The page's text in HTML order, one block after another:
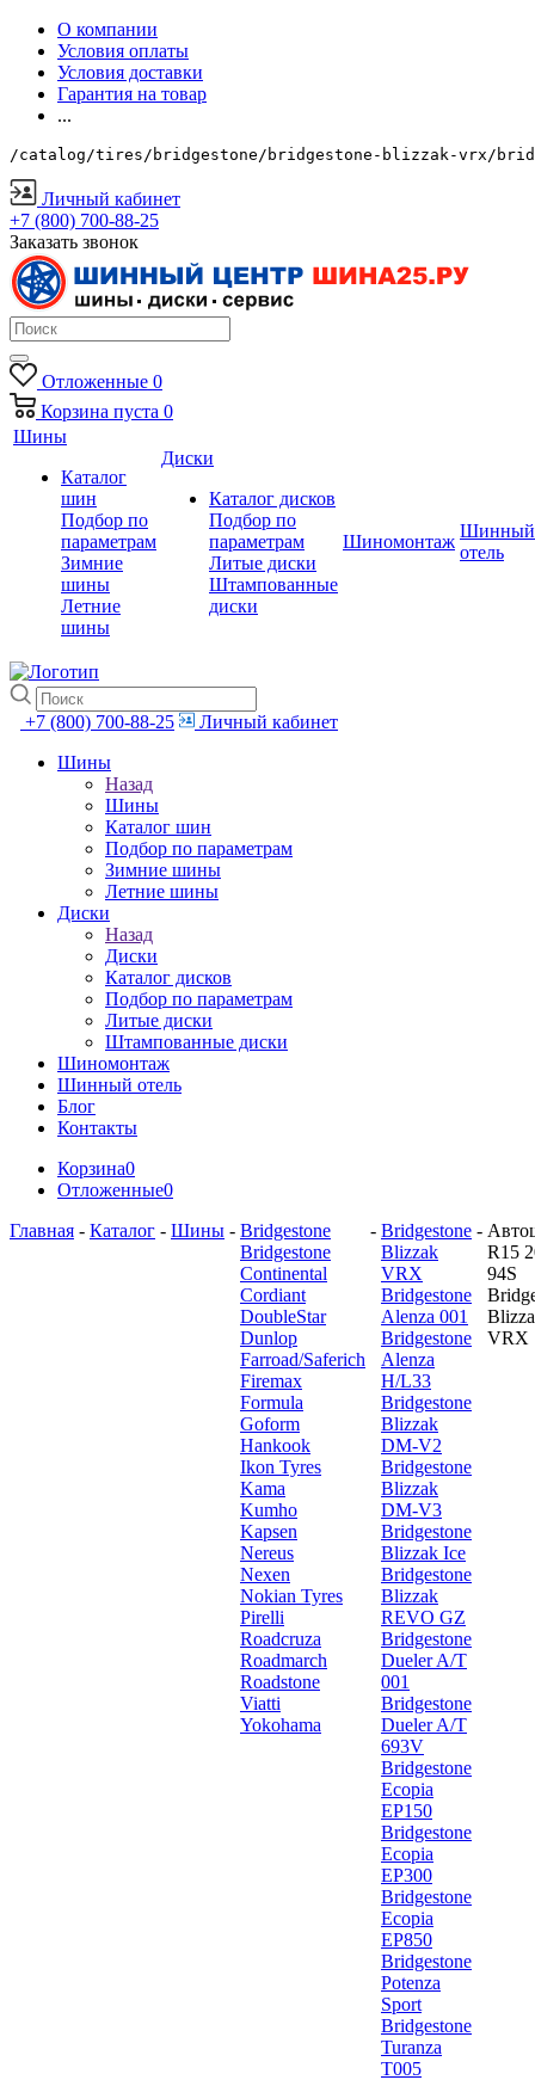
О компании
Условия оплаты
Условия доставки
Гарантия на товар
...
/catalog/tires/bridgestone/bridgestone-blizzak-vrx/
Личный кабинет
+7 (800) 700-88-25
Заказать звонок
Отложенные 0
Корзина пуста 0
Шины
Каталог
шин
Подбор по
параметрам
Зимние
шины
Летние
шины
Диски
Каталог дисков
Подбор по
параметрам
Литые диски
Штампованные
диски
Шиномонтаж
Шинный
отель
+7 (800) 700-88-25
Личный кабинет
Шины
Назад
Шины
Каталог шин
Подбор по параметрам
Зимние шины
Летние шины
Диски
Назад
Диски
Каталог дисков
Подбор по параметрам
Литые диски
Штампованные диски
Шиномонтаж
Шинный отель
Блог
Контакты
Корзина0
Отложенные0
Главная - Каталог - Шины - Bridgestone
Bridgestone
Continental
Cordiant
DoubleStar
Dunlop
Farroad/Saferich
Firemax
Formula
Goform
Hankook
Ikon Tyres
Kama
Kumho
Kapsen
Nereus
Nexen
Nokian Tyres
Pirelli
Roadcruza
Roadmarch
Roadstone
Viatti
Yokohama
- Bridgestone
Blizzak
VRX
Bridgestone
Alenza 001
Bridgestone
Alenza
H/L33
Bridgestone
Blizzak
DM-V2
Bridgestone
Blizzak
DM-V3
Bridgestone
Blizzak Ice
Bridgestone
Blizzak
REVO GZ
Bridgestone
Dueler A/T
001
Bridgestone
Dueler A/T
693V
Bridgestone
Ecopia
EP150
Bridgestone
Ecopia
EP300
Bridgestone
Ecopia
EP850
Bridgestone
Potenza
Sport
Bridgestone
Turanza
T005
-
R15
94S
VRX